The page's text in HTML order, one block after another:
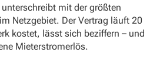
mit der größten
Netzgebiet. Der Vertrag läuft 20
kostet, lässt sich beziffern – und
Mieterstromerlös.